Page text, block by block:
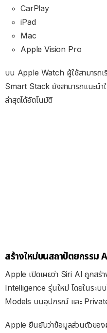
CarPlay
iPad
Mac
Apple Vision Pro
บน Apple Watch ผู้ใช้สามารถ
Smart Stack ยังสามารถแนะน
ล่าสุดได้อัตโนมัติ
สร้างใหม่บนสถาปัตยกรรม
Apple เปิดเผยว่า Siri AI ถูกส
Intelligence รุ่นใหม่ โดยในระบ
Models บนอุปกรณ์ และ
Apple ยืนยันว่าข้อมูลส่วนตัวของ